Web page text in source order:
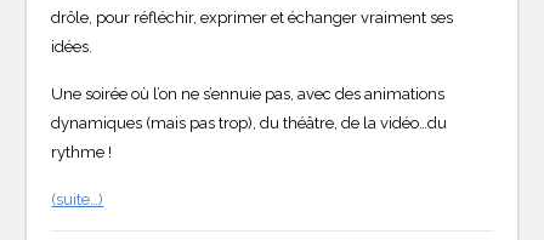
drôle, pour réfléchir, exprimer et échanger vraiment ses
idées.
Une soirée où l’on ne s’ennuie pas, avec des animations
dynamiques (mais pas trop), du théâtre, de la vidéo…du
rythme !
(suite…)